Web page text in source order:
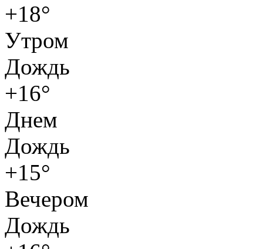
+18°
Утром
Дождь
+16°
Днем
Дождь
+15°
Вечером
Дождь